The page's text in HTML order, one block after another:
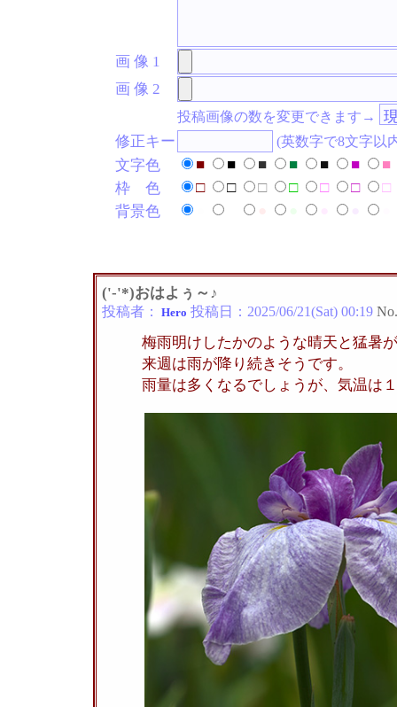
画 像 1
画 像 2
投稿画像の数を変更できます→
修正キー (英数字で8文字以
文字色 ■ ■ ■ ■ ■ ■
■
枠 色
□ □ □ □ □ □
□
背景色
('-'*)おはよぅ～♪
投稿者： Hero 投稿日： 2025/06/21(Sat) 00:19 No.
梅雨明けしたかのような晴天と猛暑
来週は雨が降り続きそうです。
雨量は多くなるでしょうが、気温は